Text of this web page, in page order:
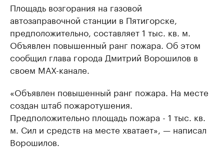
Площадь возгорания на газовой
автозаправочной станции в Пятигорске,
предположительно, составляет 1 тыс. кв. м.
Объявлен повышенный ранг пожара. Об этом
сообщил глава города Дмитрий Ворошилов в
своем МАХ-канале.
«Объявлен повышенный ранг пожара. На месте
создан штаб пожаротушения.
Предположительно площадь пожара - 1 тыс. кв.
м. Сил и средств на месте хватает», — написал
Ворошилов.